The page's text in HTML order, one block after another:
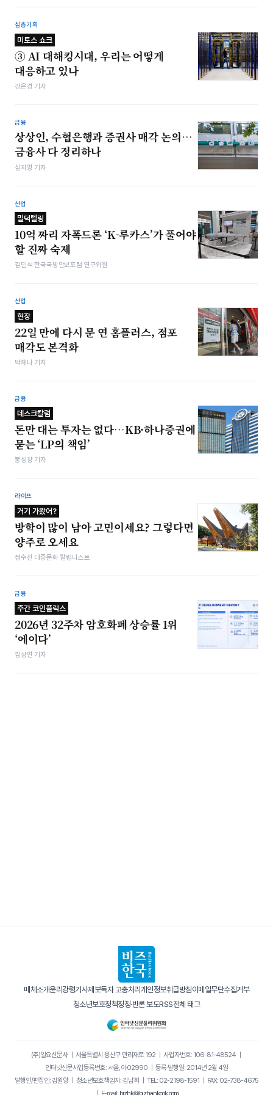
심층기획
미토스 쇼크
③ AI 대해킹시대, 우리는 어떻게
대응하고 있나
강은경 기자
금융
상상인, 수협은행과 증권사 매각 논의…
금융사 다 정리하나
심지영 기자
산업
밀덕텔링
10억 짜리 자폭드론 ‘K-루카스’가 풀어야
할 진짜 숙제
김민석 한국국방안보포럼 연구위원
산업
현장
22일 만에 다시 문 연 홈플러스, 점포
매각도 본격화
박해나 기자
금융
데스크칼럼
돈만 대는 투자는 없다…KB·하나증권에
묻는 ‘LP의 책임’
봉성창 기자
라이프
거기 가봤어?
방학이 많이 남아 고민이세요? 그렇다면
양주로 오세요
정수진 대중문화 칼럼니스트
금융
주간 코인플릭스
2026년 32주차 암호화폐 상승률 1위
‘에이다’
김상연 기자
매체소개윤리강령기사제보독자 고충처리 개인정보취급방침이메일무단수집거부
청소년보호정책정정·반론 보도RSS전체 태그
(주)일요신문사｜ 서울특별시 용산구 만리재로 192｜ 사업자번호: 106-81-48524｜
인터넷신문사업등록번호: 서울, 아02990
등록·발행일: 2014년 2월 4일
발행인/편집인: 김원양｜ 청소년보호책임자: 김남희 TEL: 02-2198-1591
FAX: 02-738-4675